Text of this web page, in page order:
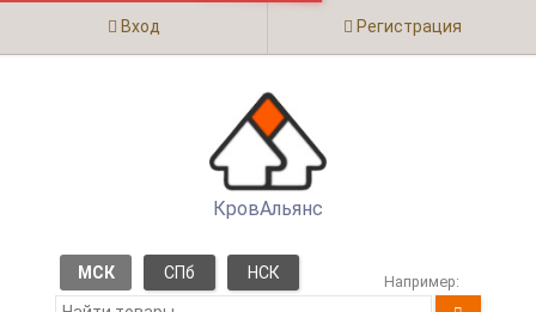
Вход Регистрация
КровАльянс
МСК СПб НСК Например: